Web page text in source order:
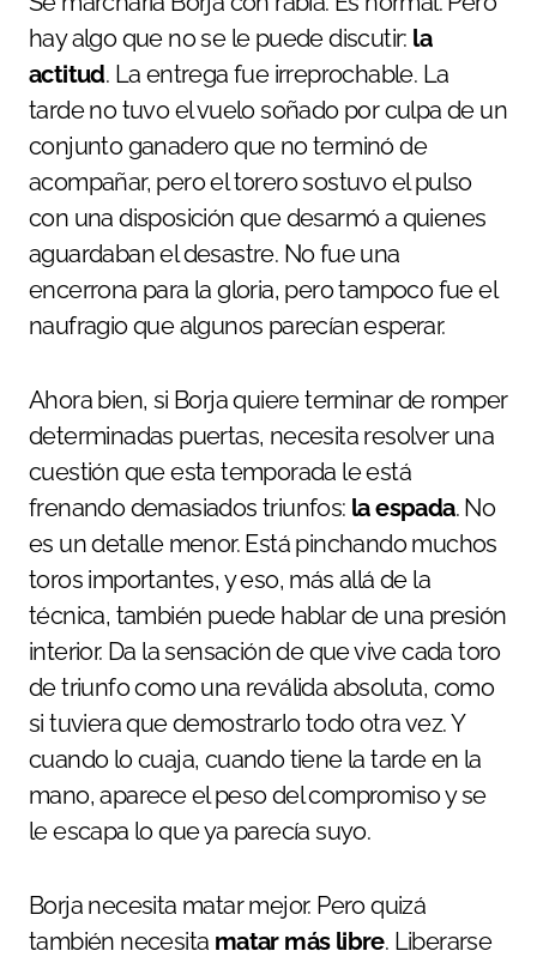
hay algo que no se le puede discutir: la
actitud. La entrega fue irreprochable. La
tarde no tuvo el vuelo soñado por culpa de un
conjunto ganadero que no terminó de
acompañar, pero el torero sostuvo el pulso
con una disposición que desarmó a quienes
aguardaban el desastre. No fue una
encerrona para la gloria, pero tampoco fue el
naufragio que algunos parecían esperar.
Ahora bien, si Borja quiere terminar de romper
determinadas puertas, necesita resolver una
cuestión que esta temporada le está
frenando demasiados triunfos: la espada. No
es un detalle menor. Está pinchando muchos
toros importantes, y eso, más allá de la
técnica, también puede hablar de una presión
interior. Da la sensación de que vive cada toro
de triunfo como una reválida absoluta, como
si tuviera que demostrarlo todo otra vez. Y
cuando lo cuaja, cuando tiene la tarde en la
mano, aparece el peso del compromiso y se
le escapa lo que ya parecía suyo.
Borja necesita matar mejor. Pero quizá
también necesita matar más libre. Liberarse